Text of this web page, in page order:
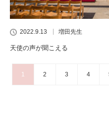
2022.9.13 増田先生
天使の声が聞こえる
1 2 3 4